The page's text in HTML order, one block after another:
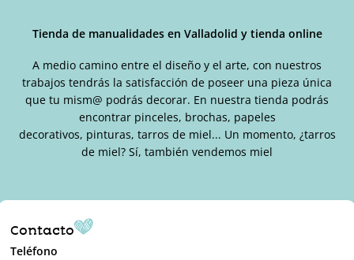
de
Tienda de manualidades en Valladolid y tienda online
A medio camino entre el diseño y el arte, con nuestros
trabajos tendrás la satisfacción de poseer una pieza única
que tu mism@ podrás decorar. En nuestra tienda podrás
encontrar pinceles, brochas, papeles
decorativos, pinturas, tarros de miel... Un momento, ¿tarros
de miel? Sí, también vendemos miel
Contacto
Teléfono